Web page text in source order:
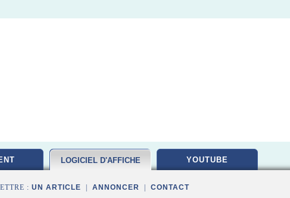
LOGICIEL D'AFFICHE YOUTUBE
: UN ARTICLE ANNONCER CONTACT